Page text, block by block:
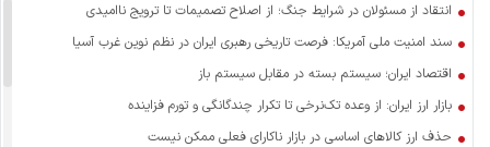
انتقاد از مسئولان در شرایط جنگ؛ از اصلاح تصمیمات تا ترویج ناامیدی
سند امنیت ملی آمریکا: فرصت تاریخی رهبری ایران در نظم نوین غرب آسیا
اقتصاد ایران؛ سیستم بسته در مقابل سیستم باز
بازار ارز ایران: از وعده تک‌نرخی تا تکرار چندگانگی و تورم فزاینده
حذف ارز کالاهای اساسی در بازار ناکارای فعلی ممکن نیست